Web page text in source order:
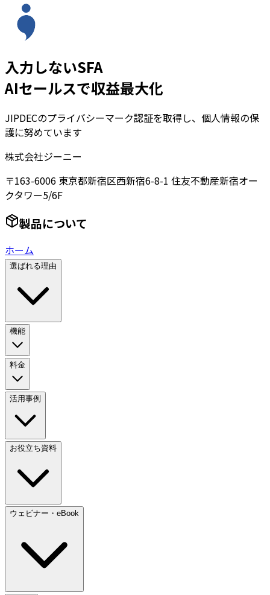
入力しないSFA
AIセールスで収益最大化
JIPDECのプライバシーマーク認証を取得し、個人情報の保
護に努めています
株式会社ジーニー
〒163-6006 東京都新宿区西新宿6-8-1 住友不動産新宿オー
クタワー5/6F
製品について
ホーム
選ばれる理由
機能
料金
活用事例
お役立ち資料
ウェビナー・eBook